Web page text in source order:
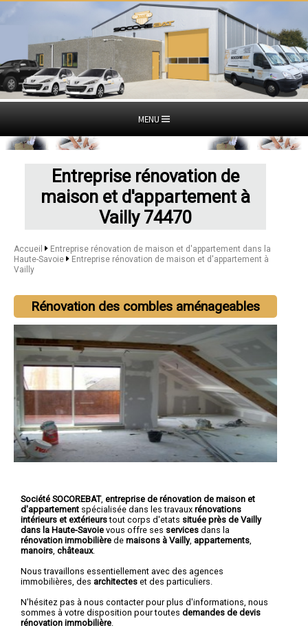
MENU
Entreprise rénovation de
maison et d'appartement à
Vailly 74470
Accueil
Entreprise rénovation de maison et d'appartement dans la
Haute-Savoie
Entreprise rénovation de maison et d'appartement à
Vailly
Rénovation des combles aménageables
Société SOCOREBAT, entreprise de rénovation de maison et
d'appartement spécialisée dans les travaux rénovations
intérieurs et extérieurstout corps d'etats située près de Vailly
dans la Haute-Savoie vous offre ses services dans la
rénovation immobilière de maisons à Vailly, appartements
manoirs châteaux.
Nous travaillons essentiellement avec des agences
immobilières, des architectes et des particuliers.
N'hésitez pas à nous contacter pour plus d'informations, nous
sommes à votre disposition pour toutes demandes de devis
rénovation immobilière